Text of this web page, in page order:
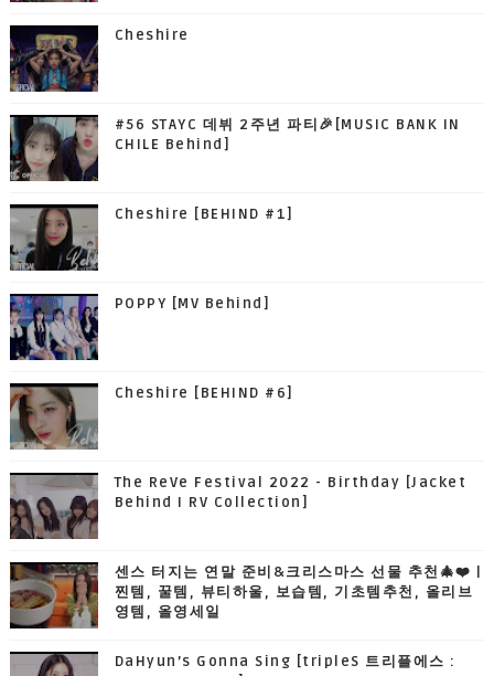
Cheshire
#56 STAYC 데뷔 2주년 파티🎉[MUSIC BANK IN
CHILE Behind]
Cheshire [BEHIND #1]
POPPY [MV Behind]
Cheshire [BEHIND #6]
The ReVe Festival 2022 - Birthday [Jacket
Behind I RV Collection]
센스 터지는 연말 준비&크리스마스 선물 추천🎄❤️ |
찐템, 꿀템, 뷰티하울, 보습템, 기초템추천, 올리브
영템, 올영세일
DaHyun’s Gonna Sing [tripleS 트리플에스 :